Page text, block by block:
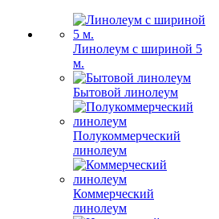
Линолеум с шириной 5
м.
Бытовой линолеум
Полукоммерческий
линолеум
Коммерческий
линолеум